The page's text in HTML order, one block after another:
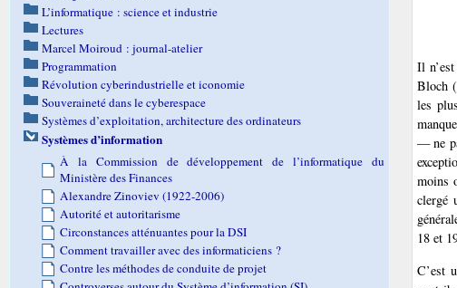
Il
Bloch
les
— ne
moins
clergé
18 et
C’est
L’informatique : science et industrie
Lectures
Marcel Moiroud : journal-atelier
Programmation
Révolution cyberindustrielle et iconomie
Souveraineté dans le cyberespace
Systèmes d’exploitation, architecture des ordinateurs
Systèmes d’information
À la Commission de développement de l’informatique du
Ministère des Finances
Alexandre Zinoviev (1922-2006)
Autorité et autoritarisme
Circonstances atténuantes pour la DSI
Comment travailler avec des informaticiens ?
Contre les méthodes de conduite de projet